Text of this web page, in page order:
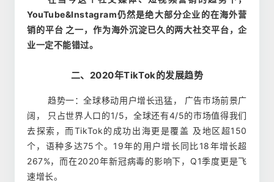
YouTube&Instagram仍然是绝大部分企业的在海外营
销的平台 之一，作为海外沉淀已久的两大社交平台，企
业一定不能错过。
二、2020年TikTok的发展趋势
趋势一：全球移动用户增长迅猛， 广告市场前景广
阔， 只占世界人口的1/5，全球还有4/5的市场值得我们
去探索，而TikTok的成功出海更是覆盖 及地区超150
个，语种多达75个。19年的用户增长同比18年增长超
267%，而在2020年新冠病毒的影响下，Q1季度更是飞
速增长。